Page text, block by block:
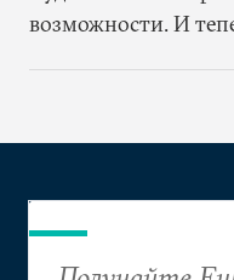
возможности. И